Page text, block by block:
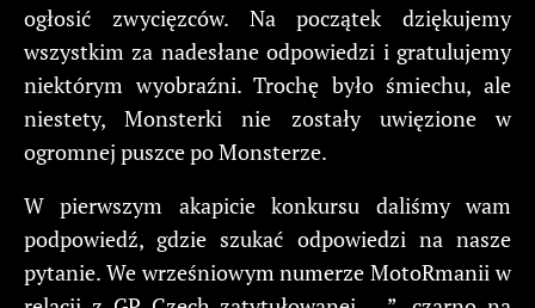
ogłosić zwycięzców. Na początek dziękujemy
wszystkim za nadesłane odpowiedzi i gratulujemy
niektórym wyobraźni. Trochę było śmiechu, ale
niestety, Monsterki nie zostały uwięzione w
ogromnej puszce po Monsterze.
W pierwszym akapicie konkursu daliśmy wam
podpowiedź, gdzie szukać odpowiedzi na nasze
pytanie. We wrześniowym numerze MotoRmanii w